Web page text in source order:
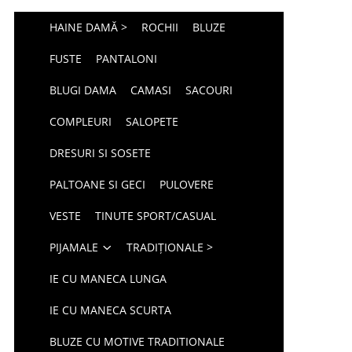
HAINE DAMĂ > ROCHII BLUZE
FUSTE PANTALONI
BLUGI DAMA CAMASI SACOURI
COMPLEURI SALOPETE
DRESURI SI SOSETE
PALTOANE SI GECI PULOVERE
VESTE TINUTE SPORT/CASUAL
PIJAMALE TRADIȚIONALE >
IE CU MANECA LUNGA
IE CU MANECA SCURTA
BLUZE CU MOTIVE TRADITIONALE